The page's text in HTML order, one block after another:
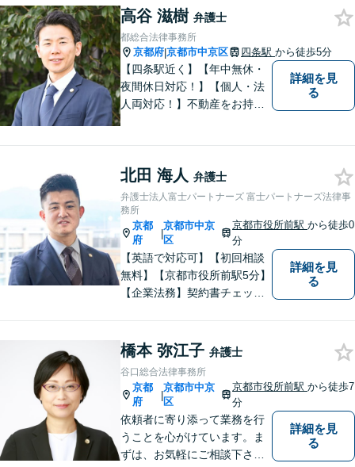
高谷 滋樹 弁護士
都総合法律事務所
京都府|京都市中京区 四条駅 から徒歩5分
【四条駅近く】【年中無休・
夜間休日対応！】【個人・法
人両対応！】不動産をお持ち
【24時間予約受付】【出張相
談可能】【弁護士保険（特
約）全社対応いたします】
詳細を見
る
北田 海人 弁護士
弁護士法人富士パートナーズ 富士パートナーズ法律事
務所
京都
府
|
京都市中京
区
京都市役所前駅から徒歩0
分
【英語で対応可】【初回相談
無料】【京都市役所前駅5分】
【企業法務】契約書チェッ
導、フリーランス・スタート
アップ支援など、幅広いご相
談に対応【税務訴訟】税務調
査対応、タックスプランニン
グなど。
詳細を見
る
橋本 弥江子 弁護士
谷口総合法律事務所
京都
府
|
京都市中京
区
京都市役所前駅から徒歩7
分
依頼者に寄り添って業務を行
うことを心がけています。ま
ずは、お気軽にご相談下さ
詳細を見
る